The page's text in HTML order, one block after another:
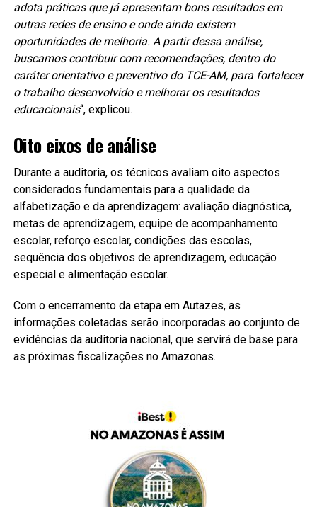
adota práticas que já apresentam bons resultados em
outras redes de ensino e onde ainda existem
oportunidades de melhoria. A partir dessa análise,
buscamos contribuir com recomendações, dentro do
caráter orientativo e preventivo do TCE-AM, para fortalecer
o trabalho desenvolvido e melhorar os resultados
educacionais“, explicou.
Oito eixos de análise
Durante a auditoria, os técnicos avaliam oito aspectos
considerados fundamentais para a qualidade da
alfabetização e da aprendizagem: avaliação diagnóstica,
metas de aprendizagem, equipe de acompanhamento
escolar, reforço escolar, condições das escolas,
sequência dos objetivos de aprendizagem, educação
especial e alimentação escolar.
Com o encerramento da etapa em Autazes, as
informações coletadas serão incorporadas ao conjunto de
evidências da auditoria nacional, que servirá de base para
as próximas fiscalizações no Amazonas.